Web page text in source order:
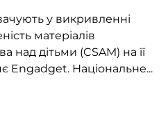
у викривленні
матеріалів
над дітьми (CSAM) на її
Engadget. Національне...